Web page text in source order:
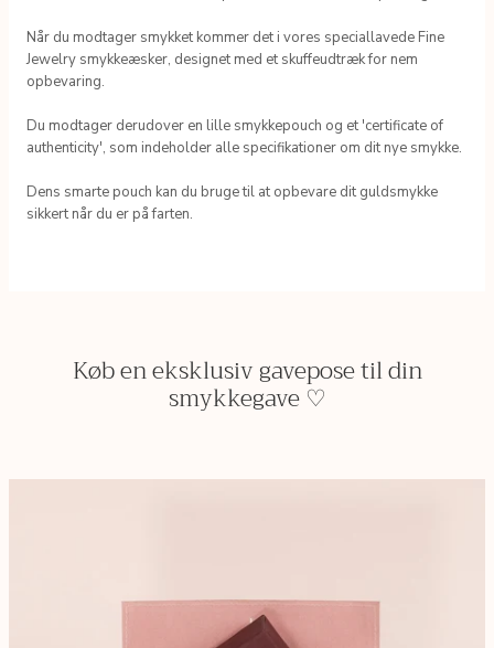
Når du modtager smykket kommer det i vores speciallavede Fine
Jewelry smykkeæsker, designet med et skuffeudtræk for nem
opbevaring.
Du modtager derudover en lille smykkepouch og et 'certificate of
authenticity', som indeholder alle specifikationer om dit nye smykke.
Dens smarte pouch kan du bruge til at opbevare dit guldsmykke
sikkert når du er på farten.
Køb en eksklusiv gavepose til din
smykkegave ♡